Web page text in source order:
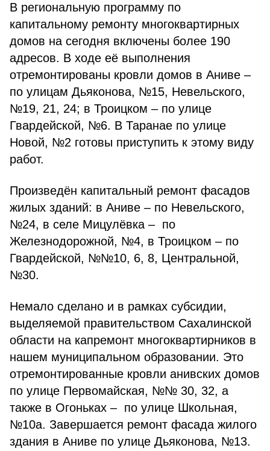
В региональную программу по
капитальному ремонту многоквартирных
домов на сегодня включены более 190
адресов. В ходе её выполнения
отремонтированы кровли домов в Аниве –
по улицам Дьяконова, №15, Невельского,
№19, 21, 24; в Троицком – по улице
Гвардейской, №6. В Таранае по улице
Новой, №2 готовы приступить к этому виду
работ.
Произведён капитальный ремонт фасадов
жилых зданий: в Аниве – по Невельского,
№24, в селе Мицулёвка – по
Железнодорожной, №4, в Троицком – по
Гвардейской, №№10, 6, 8, Центральной,
№30.
Немало сделано и в рамках субсидии,
выделяемой правительством Сахалинской
области на капремонт многоквартирников в
нашем муниципальном образовании. Это
отремонтированные кровли анивских домов
по улице Первомайская, №№ 30, 32, а
также в Огоньках – по улице Школьная,
№10а. Завершается ремонт фасада жилого
здания в Аниве по улице Дьяконова, №13.